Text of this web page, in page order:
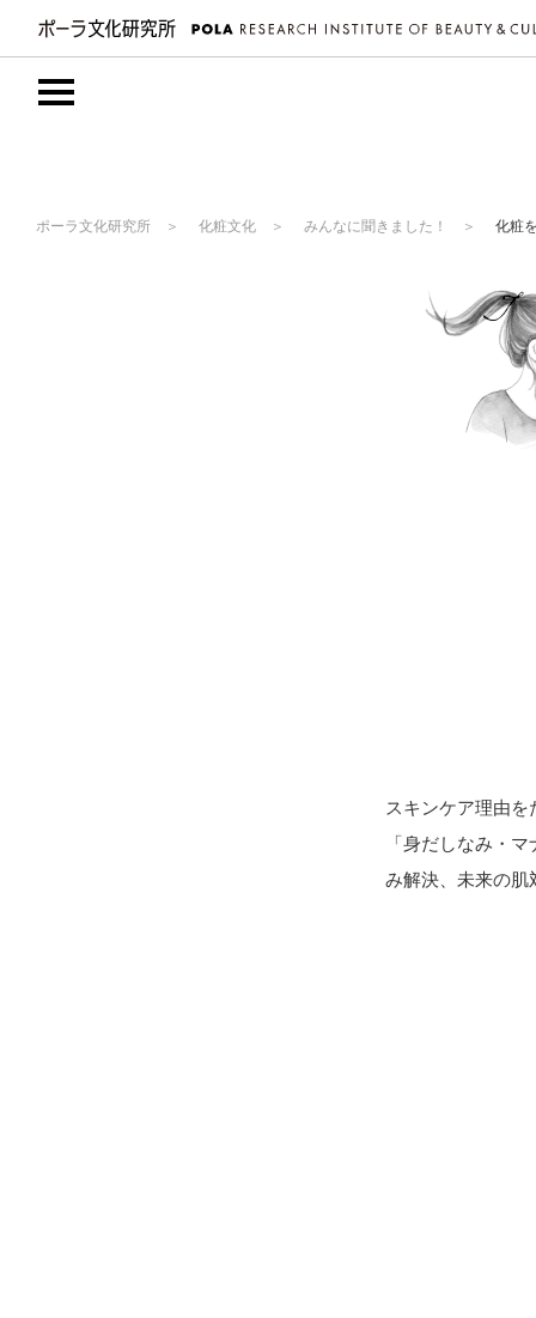
ポーラ文化研究所 化粧文化 みんなに聞きました！ 化粧
スキンケア理由を
「身だしなみ・
み解決、未来の肌